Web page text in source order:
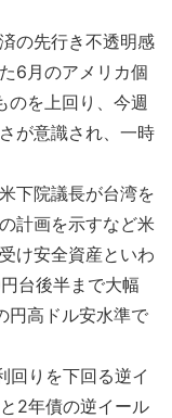
の先行き不透明感
6月のアメリカ個
のを上回り、今週
が意識され、一時
下院議長が台湾を
計画を示すなど米
け安全資産といわ
台後半まで大幅
円高ドル安水準で
回りを下回る逆イ
2年債の逆イール